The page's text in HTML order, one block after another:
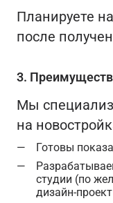
Планируете
после
3.
Мы
на
Готовы
студии (по
дизайн-проект